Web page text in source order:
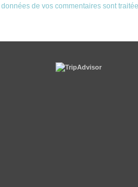
de vos commentaires sont